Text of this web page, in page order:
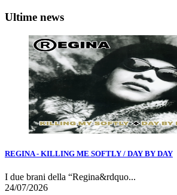
Ultime news
REGINA - KILLING ME SOFTLY / DAY BY DAY
I due brani della “Regina&rdquo...
24/07/2026